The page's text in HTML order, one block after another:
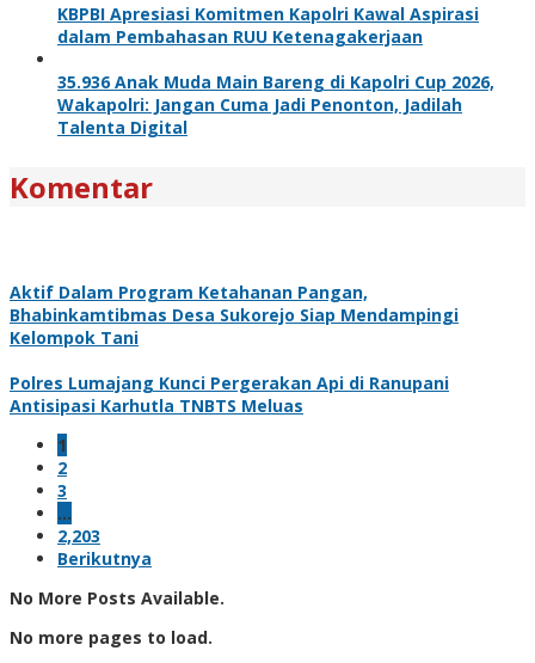
KBPBI Apresiasi Komitmen Kapolri Kawal Aspirasi
dalam Pembahasan RUU Ketenagakerjaan
35.936 Anak Muda Main Bareng di Kapolri Cup 2026,
Wakapolri: Jangan Cuma Jadi Penonton, Jadilah
Talenta Digital
Komentar
Aktif Dalam Program Ketahanan Pangan,
Bhabinkamtibmas Desa Sukorejo Siap Mendampingi
Kelompok Tani
Polres Lumajang Kunci Pergerakan Api di Ranupani
Antisipasi Karhutla TNBTS Meluas
1
2
3
…
2,203
Berikutnya
No More Posts Available.
No more pages to load.